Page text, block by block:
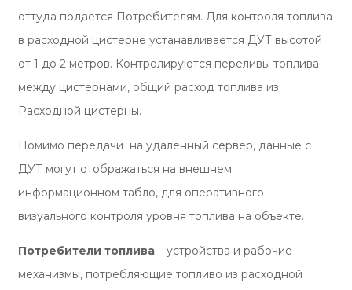
оттуда подается Потребителям. Для контроля топлива
в расходной цистерне устанавливается ДУТ высотой
от 1 до 2 метров. Контролируются переливы топлива
между цистернами, общий расход топлива из
Расходной цистерны.
Помимо передачи на удаленный сервер, данные с
ДУТ могут отображаться на внешнем
информационном табло, для оперативного
визуального контроля уровня топлива на объекте.
Потребители топлива – устройства и рабочие
механизмы, потребляющие топливо из расходной